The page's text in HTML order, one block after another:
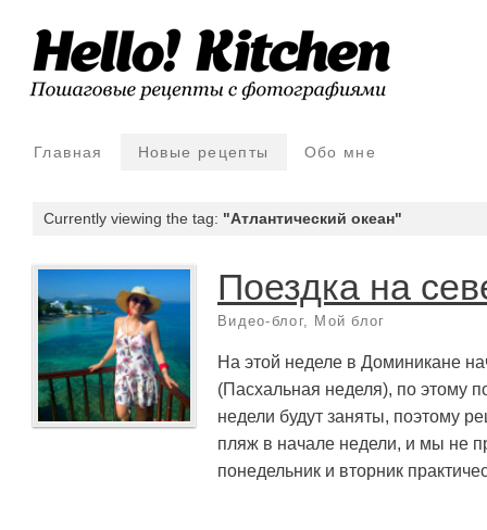
Главная Новые рецепты Обо мне
Currently viewing the tag: "Атлантический океан"
Поездка на
Видео-блог, Мой блог
На этой неделе в Доминикане
(Пасхальная неделя), по этому
недели будут заняты, поэтому
пляж в начале недели, и мы не
понедельник и вторник